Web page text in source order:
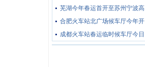
芜湖今年春运首开至苏州宁波高
合肥火车站北广场候车厅今年开
成都火车站春运临时候车厅今日